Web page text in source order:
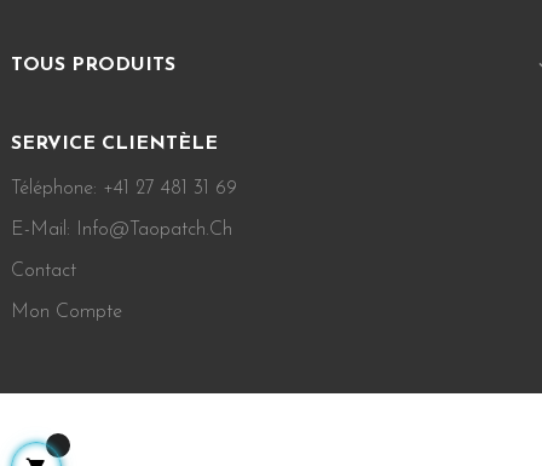
TOUS PRODUITS
SERVICE CLIENTÈLE
Téléphone: +41 27 481 31 69
E-Mail: Info@taopatch.ch
Contact
Mon Compte